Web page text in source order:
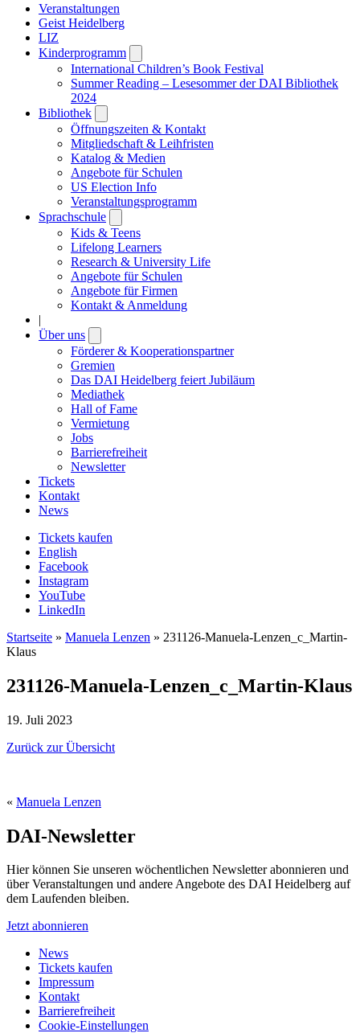
Veranstaltungen
Geist Heidelberg
LIZ
Kinderprogramm
submenu
International Children’s Book Festival
Summer Reading – Lesesommer der DAI Bibliothek
2024
Bibliothek
submenu
Öffnungszeiten & Kontakt
Mitgliedschaft & Leihfristen
Katalog & Medien
Angebote für Schulen
US Election Info
Veranstaltungsprogramm
Sprachschule
submenu
Kids & Teens
Lifelong Learners
Research & University Life
Angebote für Schulen
Angebote für Firmen
Kontakt & Anmeldung
|
Über uns
submenu
Förderer & Kooperationspartner
Gremien
Das DAI Heidelberg feiert Jubiläum
Mediathek
Hall of Fame
Vermietung
Jobs
Barrierefreiheit
Newsletter
Tickets
Kontakt
News
Tickets kaufen
English
Facebook
Instagram
YouTube
LinkedIn
Startseite » Manuela Lenzen » 231126-Manuela-Lenzen_c_Martin-
Klaus
231126-Manuela-Lenzen_c_Martin-Klaus
19. Juli 2023
Zurück zur Übersicht
« Manuela Lenzen
DAI-Newsletter
Hier können Sie unseren wöchentlichen Newsletter abonnieren und
über Veranstaltungen und andere Angebote des DAI Heidelberg auf
dem Laufenden bleiben.
Jetzt abonnieren
News
Tickets kaufen
Impressum
Kontakt
Barrierefreiheit
Cookie-Einstellungen